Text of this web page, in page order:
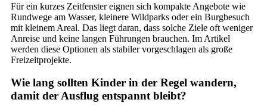
Für ein kurzes Zeitfenster eignen sich kompakte Angebote wie
Rundwege am Wasser, kleinere Wildparks oder ein Burgbesuch
mit kleinem Areal. Das liegt daran, dass solche Ziele oft weniger
Anreise und keine langen Führungen brauchen. Im Artikel
werden diese Optionen als stabiler vorgeschlagen als große
Freizeitprojekte.
Wie lang sollten Kinder in der Regel wandern,
damit der Ausflug entspannt bleibt?